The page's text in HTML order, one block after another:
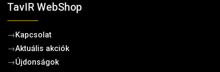
TavIR WebShop
→Kapcsolat
→Aktuális akciók
→Újdonságok